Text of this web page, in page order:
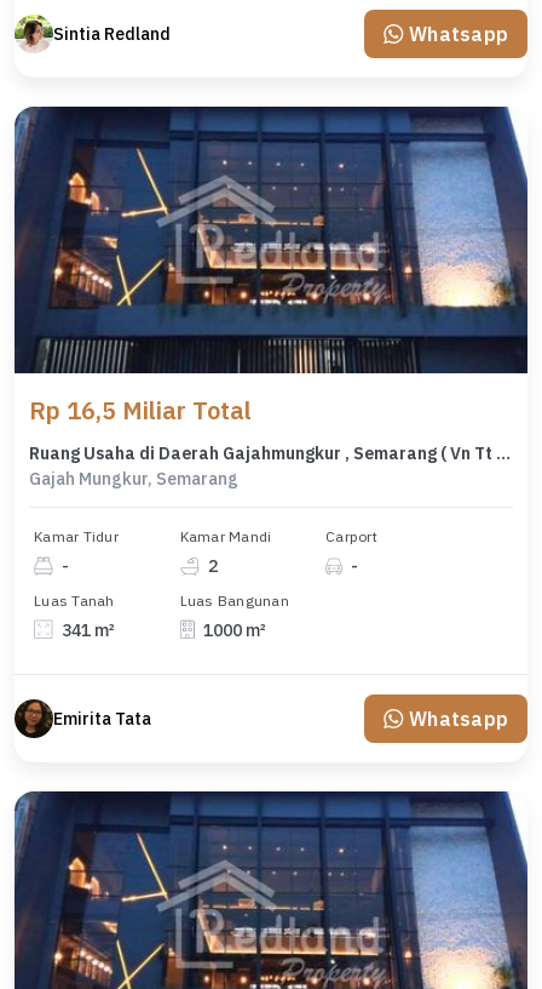
Sintia Redland Whatsapp
Rp 16,5 Miliar Total
Ruang Usaha di Daerah Gajahmungkur , Semarang ( Vn Tt 8067 )
Gajah Mungkur, Semarang
Kamar Tidur
-
Kamar Mandi
2
Carport
-
Luas Tanah
341 m²
Luas Bangunan
1000 m²
Emirita Tata Whatsapp